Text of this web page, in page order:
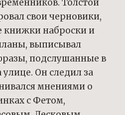
Толстой
свои черновики,
книжки наброски и
выписывал
подслушанные в
улице. Он следил за
мнениями о
с Фетом,